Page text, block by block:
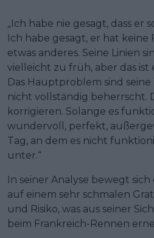
„Ich habe nie gesagt, dass er
Ich habe gesagt, er hat keine
etwas anderes. Seine Linien
vielleicht zu früh, aber das ist
Das Hauptproblem sind
nicht vollständig beherrscht.
korrigieren. Solange es
wundervoll, perfekt,
Tag, an dem es nicht
unter.“
In seiner Analyse bewegt
auf einem sehr schmalen
und Risiko, was aus seiner
beim Frankreich-Rennen